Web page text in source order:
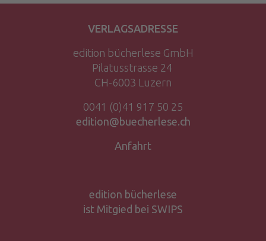
VERLAGSADRESSE
edition bücherlese GmbH
Pilatusstrasse 24
CH-6003 Luzern
0041 (0)41 917 50 25
edition@buecherlese.ch
Anfahrt
edition bücherlese
ist Mitgied bei SWIPS